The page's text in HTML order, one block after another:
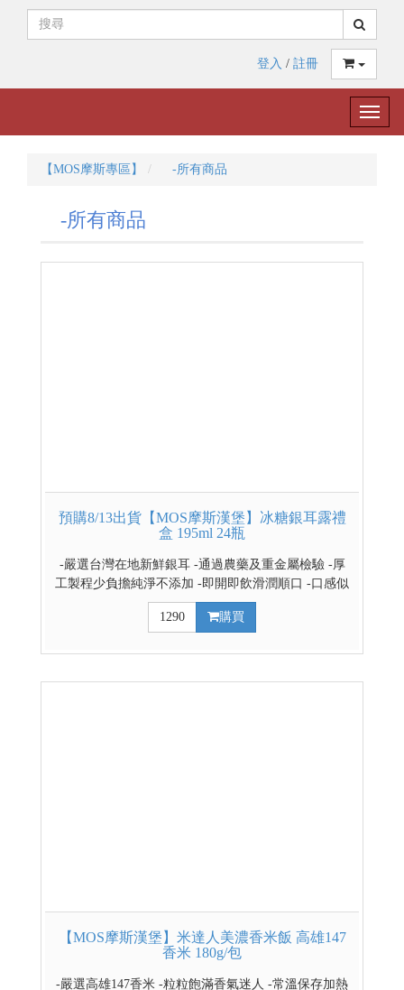
登入 / 註冊
Toggle
【MOS摩斯專區】 -所有商品
-所有商品
預購8/13出貨【MOS摩斯漢堡】冰糖銀耳露禮
盒 195ml 24瓶
-嚴選台灣在地新鮮銀耳 -通過農藥及重金屬檢驗 -厚
工製程少負擔純淨不添加 -即開即飲滑潤順口 -口感似
燕窩Q彈輕奢享受
1290
購買
【MOS摩斯漢堡】米達人美濃香米飯 高雄147
香米 180g/包
-嚴選高雄147香米 -粒粒飽滿香氣迷人 -常溫保存加熱